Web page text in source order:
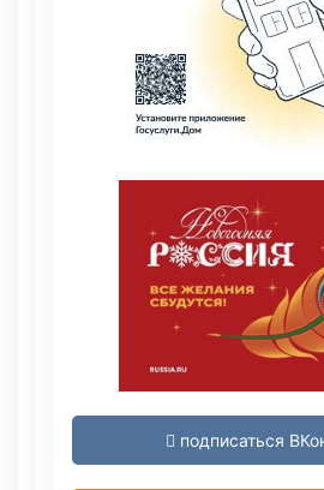
подписаться